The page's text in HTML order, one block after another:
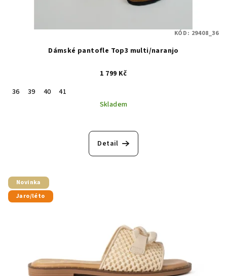
Dámské pantofle Top3 multi/naranjo
1 799 Kč
36
39 40
41
Skladem
Detail
KÓD: 29408_36
Novinka
Jaro/léto